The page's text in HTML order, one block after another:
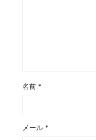
名前 *
メール *